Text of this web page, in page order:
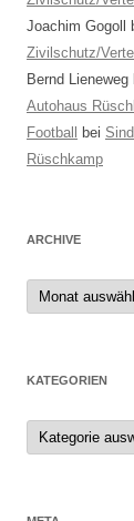
Joachim Gogoll
Zivilschutz/
Bernd Lieneweg
Autohaus
Football
bei
Rüschkamp
ARCHIVE
Archive
KATEGORIEN
Kategorien